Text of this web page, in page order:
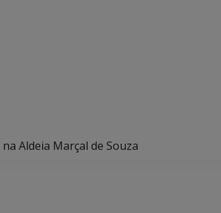
na Aldeia Marçal de Souza